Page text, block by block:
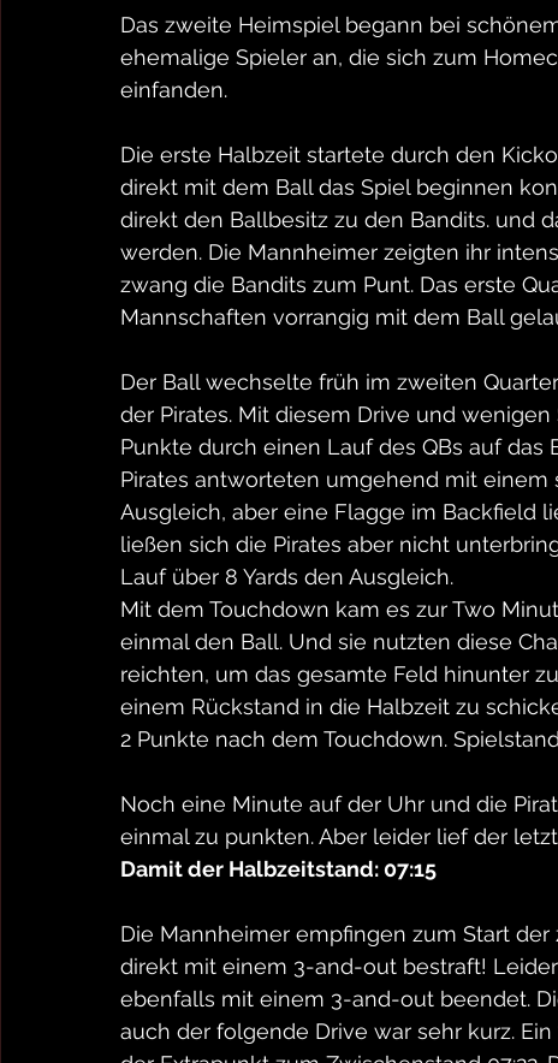
Das zweite Heimspiel begann bei
ehemalige Spieler an, die sich zum
einfanden.
Die erste Halbzeit startete durch den
direkt mit dem Ball das Spiel beginnen
direkt den Ballbesitz zu den Bandits. und
werden. Die Mannheimer zeigten ihr
zwang die Bandits zum Punt. Das erste
Mannschaften vorrangig mit dem Ball
Der Ball wechselte früh im zweiten
der Pirates. Mit diesem Drive und
Punkte durch einen Lauf des QBs auf das
Pirates antworteten umgehend mit
Ausgleich, aber eine Flagge im Backfield
ließen sich die Pirates aber nicht
Lauf über 8 Yards den Ausgleich.
Mit dem Touchdown kam es zur Two
einmal den Ball. Und sie nutzten diese
reichten, um das gesamte Feld hinunter
einem Rückstand in die Halbzeit zu
2 Punkte nach dem Touchdown.
Noch eine Minute auf der Uhr und die
einmal zu punkten. Aber leider lief der
Damit der Halbzeitstand: 07:15
Die Mannheimer empfingen zum Start
direkt mit einem 3-and-out bestraft!
ebenfalls mit einem 3-and-out beendet.
auch der folgende Drive war sehr kurz.